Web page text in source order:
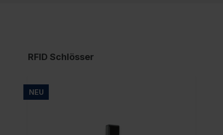
RFID Schlösser
NEU